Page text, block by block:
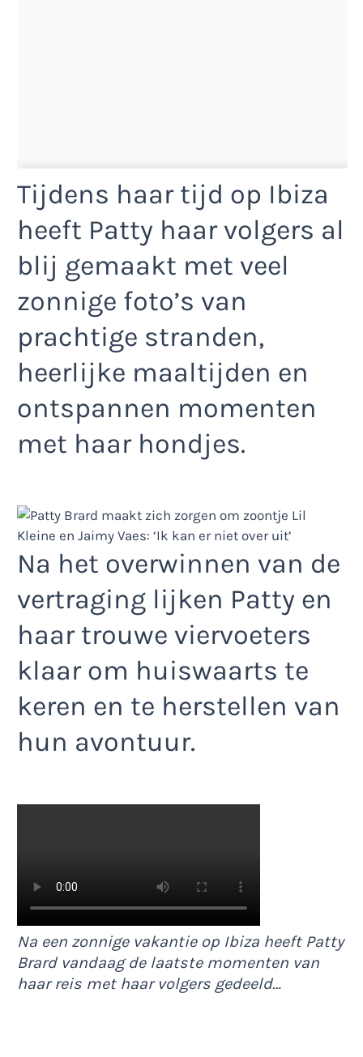
Tijdens haar tijd op Ibiza
heeft Patty haar volgers al
blij gemaakt met veel
zonnige foto’s van
prachtige stranden,
heerlijke maaltijden en
ontspannen momenten
met haar hondjes.
Na het overwinnen van de
vertraging lijken Patty en
haar trouwe viervoeters
klaar om huiswaarts te
keren en te herstellen van
hun avontuur.
Na een zonnige vakantie op Ibiza heeft Patty
Brard vandaag de laatste momenten van
haar reis met haar volgers gedeeld…